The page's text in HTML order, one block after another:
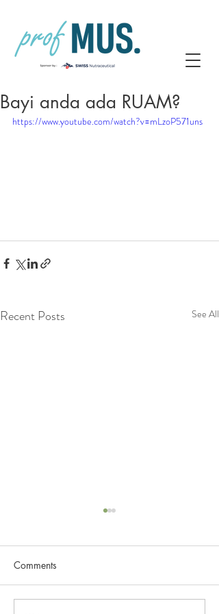
Bayi anda ada RUAM?
https://www.youtube.com/watch?v=mLzoP571uns
Recent Posts See All
Comments